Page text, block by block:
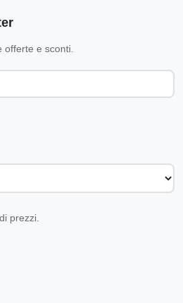
offerte e sconti.
prezzi.